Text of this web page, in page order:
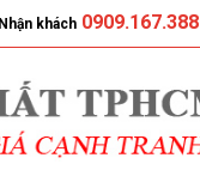
khách0909.167.388